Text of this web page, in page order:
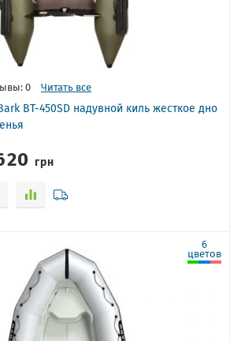
0 Читать все
BT-450SD надувной киль жесткое дно
грн
6
цветов